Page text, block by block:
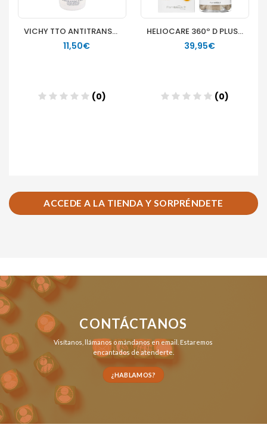
ACCEDE A LA TIENDA Y SORPRÉNDETE
CONTÁCTANOS
Visítanos, llámanosomándanos en email . Estaremos
encantados de atenderte.
¿HABLAMOS?